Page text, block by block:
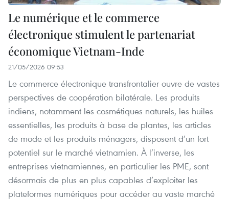
Le numérique et le commerce
électronique stimulent le partenariat
économique Vietnam-Inde
21/05/2026 09:53
Le commerce électronique transfrontalier ouvre de vastes
perspectives de coopération bilatérale. Les produits
indiens, notamment les cosmétiques naturels, les huiles
essentielles, les produits à base de plantes, les articles
de mode et les produits ménagers, disposent d’un fort
potentiel sur le marché vietnamien. À l’inverse, les
entreprises vietnamiennes, en particulier les PME, sont
désormais de plus en plus capables d’exploiter les
plateformes numériques pour accéder au vaste marché